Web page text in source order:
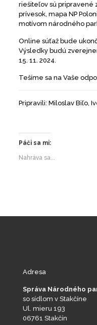
riešiteľov sú pripravené
prívesok, mapa NP
motívom národného
Online súťaž bude
Výsledky budú
15. 11. 2024.
Tešíme sa na Vaše
Pripravili: Miloslav Biľo,
Páči sa mi:
Nahráva sa...
Adresa
Správa Národného
so sídlom v Stakčíne
Ul. mieru 193
06761 Stakčín